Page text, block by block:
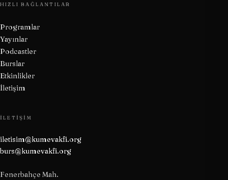
HIZLI BAĞLANTILAR
Programlar
Yayınlar
Podcastler
Burslar
Etkinlikler
İletişim
İLETIŞIM
iletisim@kumevakfi.org
burs@kumevakfi.org
Fenerbahçe Mah.